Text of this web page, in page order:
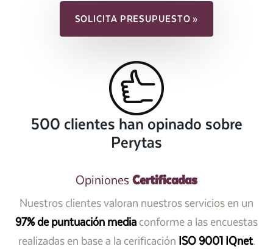
SOLICITA PRESUPUESTO »
500 clientes han opinado sobre
Perytas
Opiniones Certificadas
Nuestros clientes valoran nuestros servicios en un
97% de puntuación mediaconforme a las encuestas
realizadas en base a la cerificación ISO 9001 IQnet.